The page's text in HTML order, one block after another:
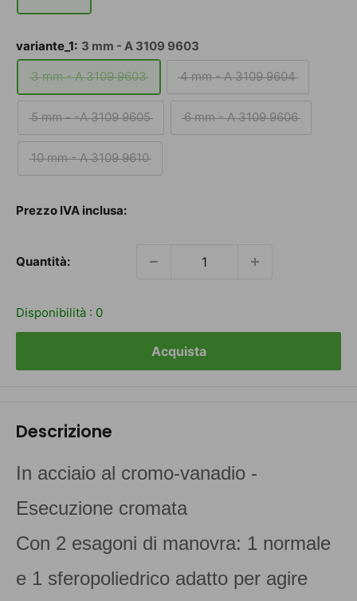
variante_1: 3 mm - A 3109 9603
3 mm - A 3109 9603
4 mm - A 3109 9604
5 mm - -A 3109 9605 6 mm - A 3109 9606
10 mm - A 3109 9610
Prezzo IVA inclusa:
Quantità:
Disponibilità : 0
Acquista
Descrizione
In acciaio al cromo-vanadio -
Esecuzione cromata
Con 2 esagoni di manovra: 1 normale
e 1 sferopoliedrico adatto per agire